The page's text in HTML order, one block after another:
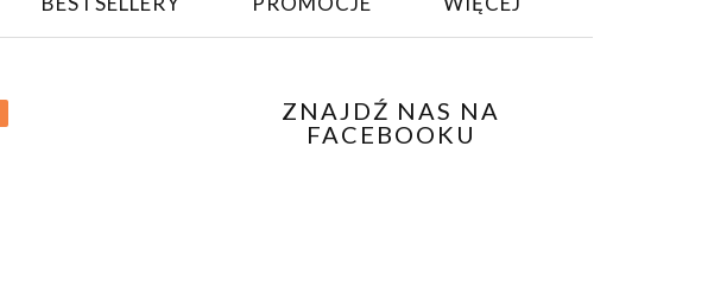
ZNAJDŹ NAS NA
FACEBOOKU